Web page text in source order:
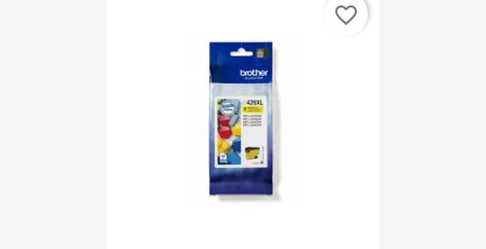
favorite_border